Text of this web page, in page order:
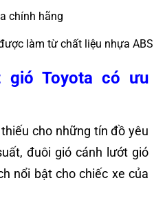
làm từ chất liệu nhựa ABS
gió Toyota có ưu
cho những tín đồ yêu
đuôi gió cánh lướt gió
nổi bật cho chiếc xe của